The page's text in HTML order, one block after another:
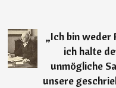
„Ich bin weder
ich halte
unmögliche
unsere